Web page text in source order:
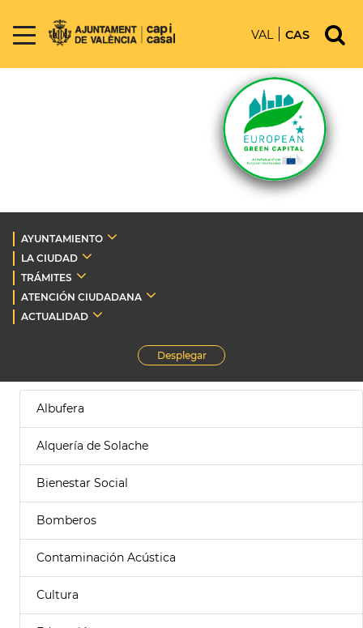
VAL CAS
AYUNTAMIENTO
LA CIUDAD
TRÁMITES
ATENCIÓN CIUDADANA
ACTUALIDAD
Desplegar
Albufera
Alquería de Solache
Bienestar Social
Bomberos
Contaminación Acústica
Cultura